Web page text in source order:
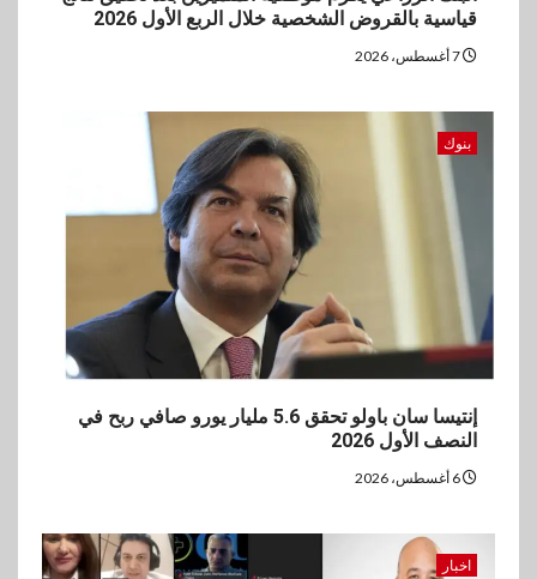
قياسية بالقروض الشخصية خلال الربع الأول 2026
بنوك
إنتيسا سان باولو تحقق 5.6 مليار يورو صافي ربح في
النصف الأول 2026
اخبار